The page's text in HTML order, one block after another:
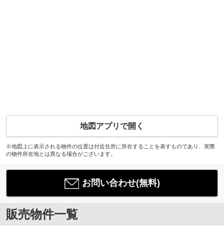
地図アプリで開く
※地図上に表示される物件の位置は付近住所に所在することを表すものであり、実際
の物件所在地とは異なる場合がございます。
お問い合わせ(無料)
販売物件一覧